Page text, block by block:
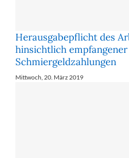
Herausgabepflicht des
hinsichtlich empfangener
Schmiergeldzahlungen
Mittwoch, 20. März 2019